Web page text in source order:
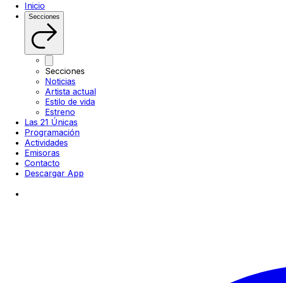
Inicio
Secciones
Secciones
Noticias
Artista actual
Estilo de vida
Estreno
Las 21 Únicas
Programación
Actividades
Emisoras
Contacto
Descargar App